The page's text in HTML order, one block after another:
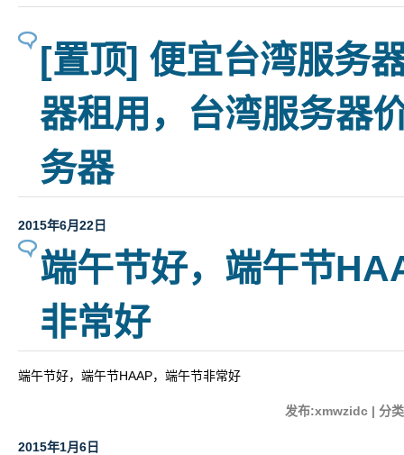
[置顶] 便宜台湾服务
器租用，台湾服务器
务器
2015年6月22日
端午节好，端午节
非常好
端午节好，端午节HAAP，端午节非常好
发布:xmwzidc | 分
2015年1月6日